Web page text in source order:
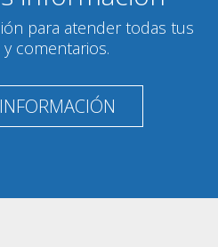
para atender todas tus
comentarios.